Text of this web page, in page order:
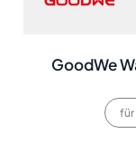
GoodWe
für